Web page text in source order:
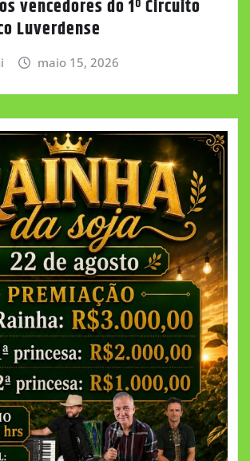
vencedores do 1º Circuito
Luverdense
maio 15, 2026